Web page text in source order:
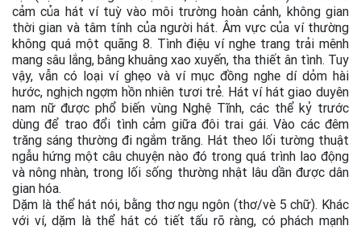
cảm của hát ví tuỳ vào môi trường hoàn cảnh, không gian
thời gian và tâm tính của người hát. Âm vực của ví thường
không quá một quãng 8. Tình điệu ví nghe trang trải mênh
mang sâu lắng, bâng khuâng xao xuyến, tha thiết ân tình. Tuy
vậy, vẫn có loại ví ghẹo và ví mục đồng nghe dí dỏm hài
hước, nghịch ngợm hồn nhiên tươi trẻ. Hát ví hát giao duyên
nam nữ được phổ biến vùng Nghệ Tĩnh, các thể kỷ trước
dùng để trao đổi tình cảm giữa đôi trai gái. Vào các đêm
trăng sáng thường đi ngắm trăng. Hát theo lối tường thuật
ngẫu hứng một câu chuyện nào đó trong quá trình lao động
và nông nhàn, trong lối sống thường nhật lâu dần được dân
gian hóa.
Dặm là thể hát nói, bằng thơ ngụ ngôn (thơ/vè 5 chữ). Khác
với ví, dặm là thể hát có tiết tấu rõ ràng, có phách mạnh